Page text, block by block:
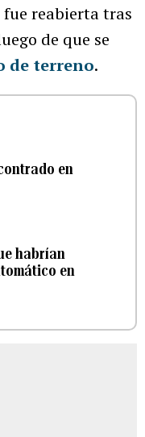
fue reabierta tras
de que se
de terreno.
en
habrían
en